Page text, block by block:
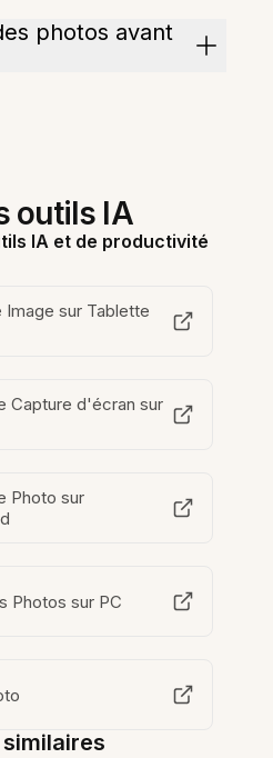
photos avant
outils IA
IA et de productivité
Image sur Tablette
Capture d'écran sur
Photo sur
Photos sur PC